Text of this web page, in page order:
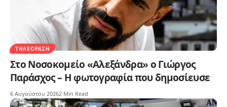
ΤΗΛΕΌΡΑΣΗ
Στο Νοσοκομείο «Αλεξάνδρα» ο Γιώργος
Παράσχος – Η φωτογραφία που δημοσίευσε
6 Αυγούστου 20262 Min Read